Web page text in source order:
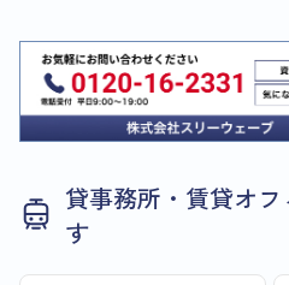
貸事務所・賃貸オ
す